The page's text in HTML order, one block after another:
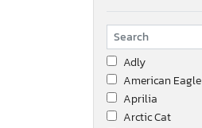
Adly
American Eagle
Aprilia
Arctic Cat